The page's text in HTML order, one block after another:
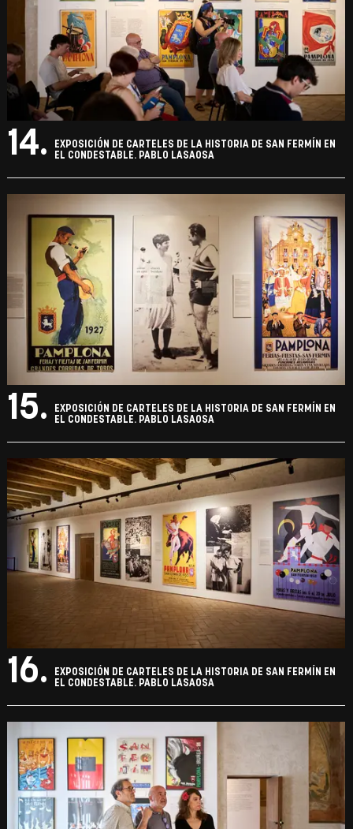
14.
EXPOSICIÓN DE CARTELES DE LA HISTORIA DE SAN FERMÍN EN
EL CONDESTABLE. PABLO LASAOSA
15.
EXPOSICIÓN DE CARTELES DE LA HISTORIA DE SAN FERMÍN EN
EL CONDESTABLE. PABLO LASAOSA
16.
EXPOSICIÓN DE CARTELES DE LA HISTORIA DE SAN FERMÍN EN
EL CONDESTABLE. PABLO LASAOSA